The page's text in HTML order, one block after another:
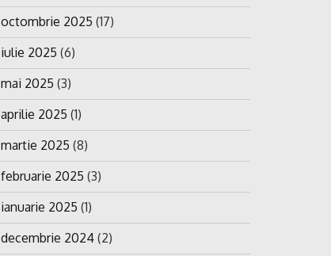
octombrie 2025 (17)
iulie 2025 (6)
mai 2025 (3)
aprilie 2025 (1)
martie 2025 (8)
februarie 2025 (3)
ianuarie 2025 (1)
decembrie 2024 (2)